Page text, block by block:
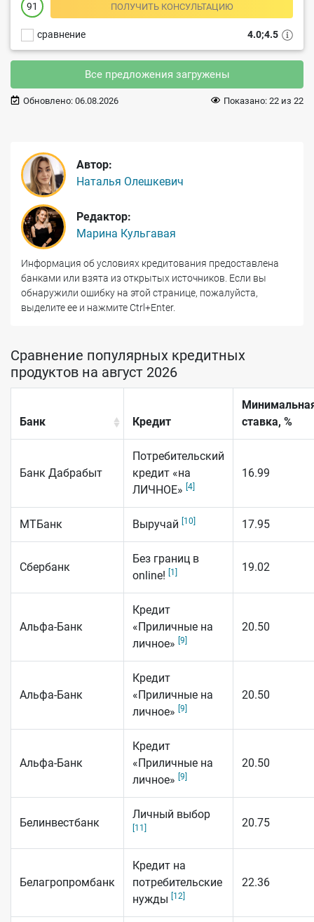
4.0;4.5
сравнение
91 ПОЛУЧИТЬ КОНСУЛЬТАЦИЮ
Все предложения загружены
Обновлено: 06.08.2026 Показано: 22 из 22
Автор:
Наталья Олешкевич
Редактор:
Марина Кульгавая
Информация об условиях кредитования предоставлена
банками или взята из открытых источников. Если вы
обнаружили ошибку на этой странице, пожалуйста,
выделите ее и нажмите Ctrl+Enter.
Сравнение популярных кредитных
продуктов на август 2026
Банк Кредит
ставка, %
Банк Дабрабыт
Потребительский
кредит «на
ЛИЧНОЕ» [4]
16.99
МТБанк Выручай [10] 17.95
Сбербанк
Без границ в
online!
[1] 19.02
Альфа-Банк
Кредит
«Приличные на
личное» [9]
20.50
Альфа-Банк
Кредит
«Приличные на
личное» [9]
20.50
Альфа-Банк
Кредит
«Приличные на
личное» [9]
20.50
Белинвестбанк
Личный выбор
[11] 20.75
Белагропромбанк
Кредит на
потребительские
нужды
[12]
22.36